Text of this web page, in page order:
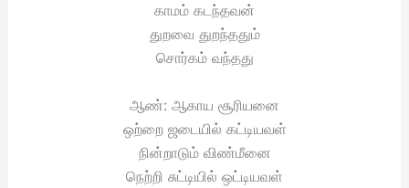
காமம் கடந்தவன்
துறவை துறந்ததும்
சொர்கம் வந்தது
ஆண்: ஆகாய சூரியனை
ஒற்றை ஜடையில் கட்டியவள்
நின்றாடும் விண்மீனை
நெற்றி சுட்டியில் ஒட்டியவள்